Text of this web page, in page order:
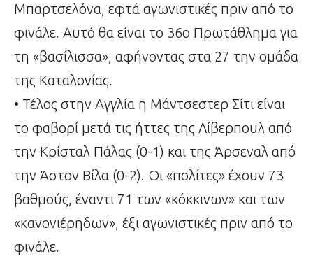
Μπαρτσελόνα, εφτά αγωνιστικές πριν από το
φινάλε. Αυτό θα είναι το 36ο Πρωτάθλημα για
τη «βασίλισσα», αφήνοντας στα 27 την ομάδα
της Καταλονίας.
• Τέλος στην Αγγλία η Μάντσεστερ Σίτι είναι
το φαβορί μετά τις ήττες της Λίβερπουλ από
την Κρίσταλ Πάλας (0-1) και της Άρσεναλ από
την Άστον Βίλα (0-2). Οι «πολίτες» έχουν 73
βαθμούς, έναντι 71 των «κόκκινων» και των
«κανονιέρηδων», έξι αγωνιστικές πριν από το
φινάλε.